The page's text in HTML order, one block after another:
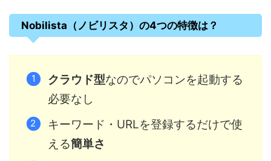
Nobilista（ノビリスタ）の4つの特徴は？
クラウド型なのでパソコンを起動する
必要なし
キーワード・URLを登録するだけで使
える簡単さ